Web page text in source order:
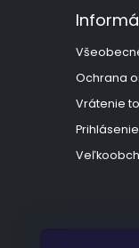
Ochrana
Vrátenie